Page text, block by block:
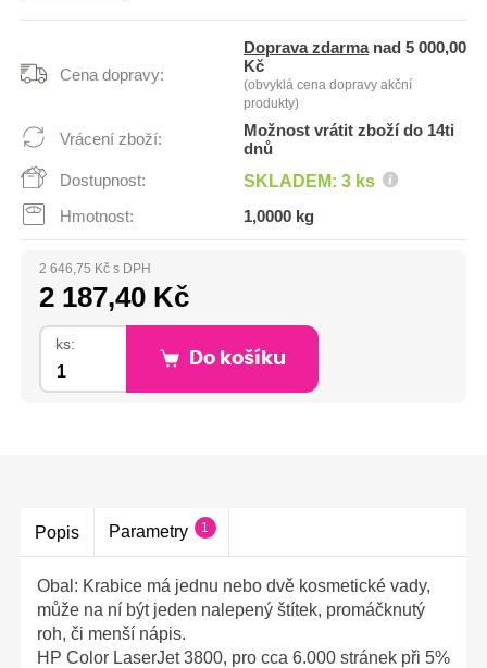
Cena dopravy:
Doprava zdarmanad 5 000,00
Kč
(obvyklá cena dopravy akční
produkty)
Vrácení zboží:
Možnost vrátit zboží do 14ti
dnů
Dostupnost:
SKLADEM: 3 ks
Hmotnost: 1,0000 kg
2 646,75 Kč s DPH
2 187,40 Kč
ks:
Do košíku
Popis Parametry 1
Obal: Krabice má jednu nebo dvě kosmetické vady,
může na ní být jeden nalepený štítek, promáčknutý
roh, či menší nápis.
HP Color LaserJet 3800, pro cca 6.000 stránek při 5%